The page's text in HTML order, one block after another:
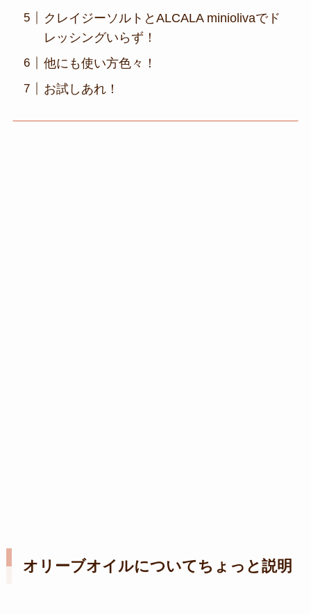
クレイジーソルトとALCALA miniolivaでド
レッシングいらず！
他にも使い方色々！
お試しあれ！
オリーブオイルについてちょっと説明